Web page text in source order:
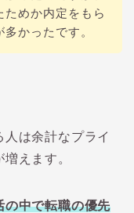
ためか内定をもら
かったです。
は余計なプライ
えます。
の中で転職の優先